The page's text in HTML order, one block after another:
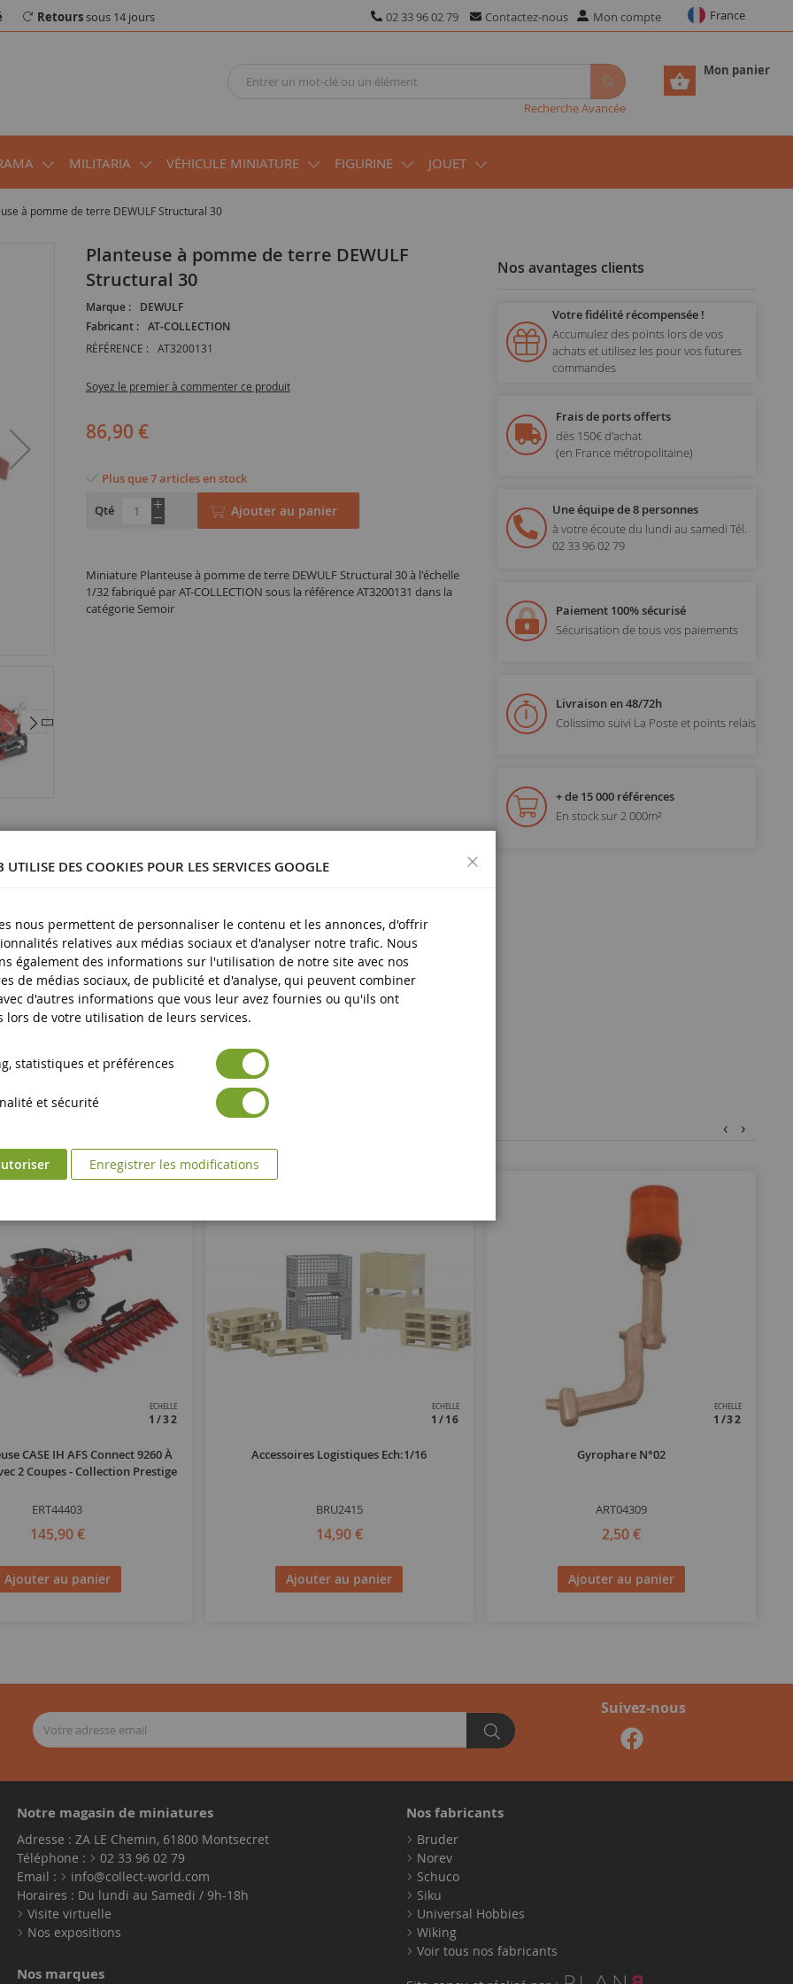
Retourssous 14 jours 02 33 96 02 79 Contactez-nous Mon compte France
Mon panier
Recherche Avancée
MILITARIA VÉHICULE MINIATURE FIGURINE JOUET
à pomme de terre DEWULF Structural 30
Planteuse à pomme de terre DEWULF
Structural 30
Marque :
DEWULF
Fabricant :
AT-COLLECTION
RÉFÉRENCE : AT3200131
Soyez le premier à commenter ce produit
86,90 €
Plus que 7 articles en stock
Qté
Ajouter au panier
Miniature Planteuse à pomme de terre DEWULF Structural 30 à l'échelle
1/32 fabriqué par AT-COLLECTION sous la référence AT3200131 dans la
catégorie Semoir
Nos avantages clients
Votre fidélité récompensée !
Accumulez des points lors de vos
achats et utilisez les pour vos futures
commandes
Frais de ports offerts
dès 150€ d'achat
(en France métropolitaine)
Une équipe de 8 personnes
à votre écoute du lundi au samedi Tél.
02 33 96 02 79
Paiement 100% sécurisé
Sécurisation de tous vos paiements
Livraison en 48/72h
Colissimo suivi La Poste et points relais
+ de 15 000 références
En stock sur 2 000m²
ECHELLE
1/32
CASE IH AFS Connect 9260 À
2 Coupes - Collection Prestige
ERT44403
145,90 €
Ajouter au panier
ECHELLE
1/16
Accessoires Logistiques Ech:1/16
BRU2415
14,90 €
Ajouter au panier
ECHELLE
1/32
Gyrophare N°02
ART04309
2,50 €
Ajouter au panier
‹ ›
Suivez-nous
Notre magasin de miniatures
Adresse : ZA LE Chemin, 61800 Montsecret
Téléphone :
02 33 96 02 79
Email :
info@collect-world.com
Horaires : Du lundi au Samedi / 9h-18h
Visite virtuelle
Nos expositions
Nos marques
Nos fabricants
Bruder
Norev
Schuco
Siku
Universal Hobbies
Wiking
Voir tous nos fabricants
UTILISE DES COOKIES POUR LES SERVICES GOOGLE
nous permettent de personnaliser le contenu et les annonces, d'offrir
relatives aux médias sociaux et d'analyser notre trafic. Nous
également des informations sur l'utilisation de notre site avec nos
de médias sociaux, de publicité et d'analyse, qui peuvent combiner
d'autres informations que vous leur avez fournies ou qu'ils ont
lors de votre utilisation de leurs services.
statistiques et préférences
et sécurité
Enregistrer les modifications